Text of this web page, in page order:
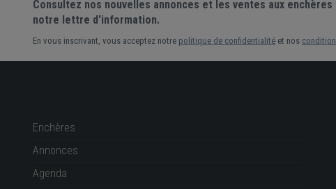
Consultez nos nouvelles annonces et les ventes aux enchères
notre lettre d'information.
En vous inscrivant, vous acceptez notre politique de confidentialité et nos
Enchères
Annonces
Agenda